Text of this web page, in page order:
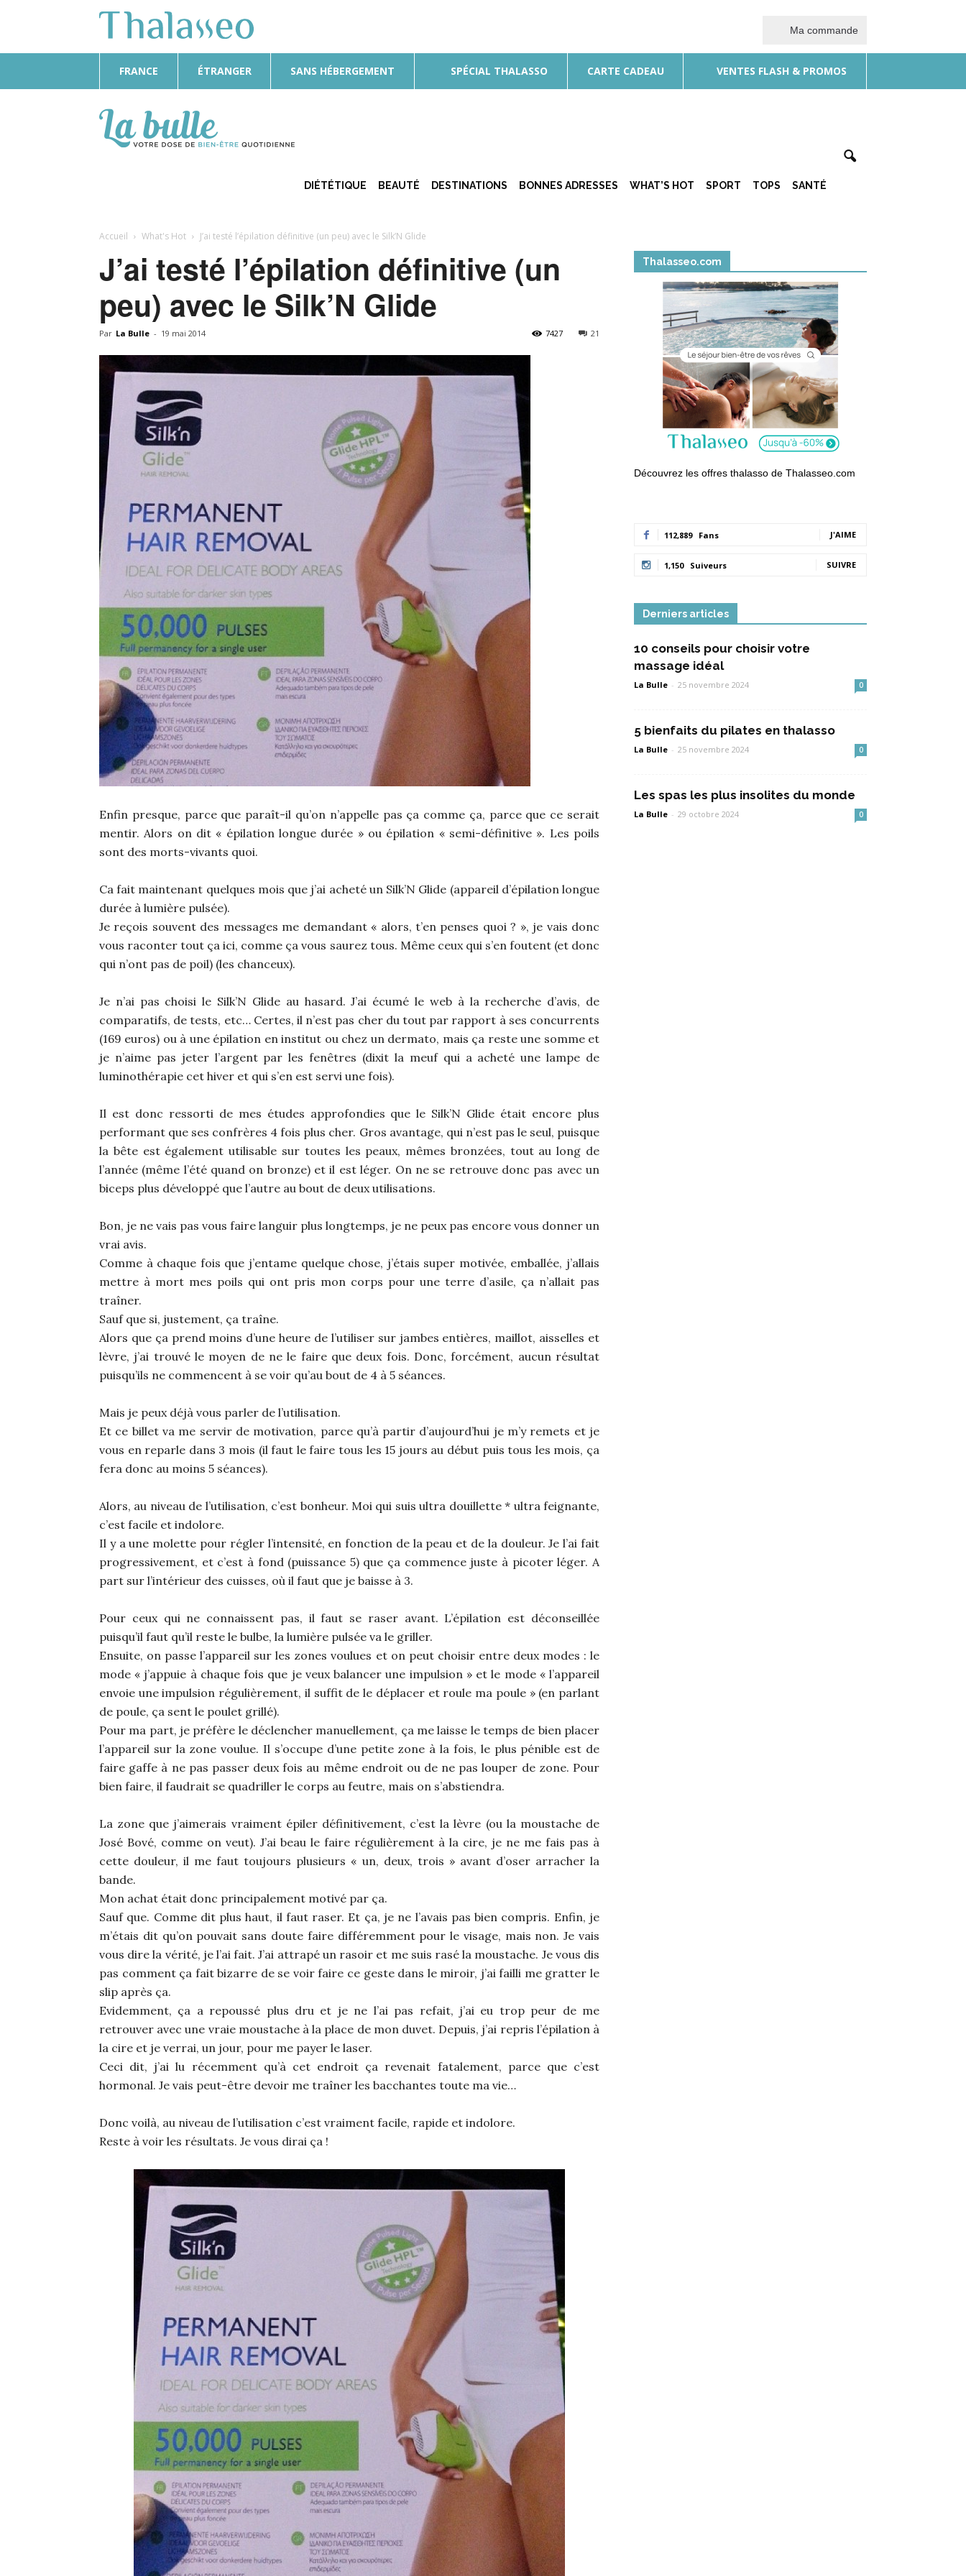
Ma commande
FRANCE ÉTRANGER SANS HÉBERGEMENT SPÉCIAL THALASSO CARTE CADEAU VENTES FLASH & PROMOS
Bulle
DIÉTÉTIQUE BEAUTÉ DESTINATIONS BONNES ADRESSES WHAT’S HOT SPORT TOPS SANTÉ
Accueil What's Hot J’ai testé l’épilation définitive (un peu) avec le Silk’N Glide
J’ai testé l’épilation définitive (un
peu) avec le Silk’N Glide
Par La Bulle - 19 mai 2014 21
7427
Enfin presque, parce que paraît-il qu’on n’appelle pas ça comme ça, parce que ce serait
mentir. Alors on dit « épilation longue durée » ou épilation « semi-définitive ». Les poils
sont des morts-vivants quoi.
Ca fait maintenant quelques mois que j’ai acheté un Silk’N Glide (appareil d’épilation longue
durée à lumière pulsée).
Je reçois souvent des messages me demandant « alors, t’en penses quoi ? », je vais donc
vous raconter tout ça ici, comme ça vous saurez tous. Même ceux qui s’en foutent (et donc
qui n’ont pas de poil) (les chanceux).
Je n’ai pas choisi le Silk’N Glide au hasard. J’ai écumé le web à la recherche d’avis, de
comparatifs, de tests, etc… Certes, il n’est pas cher du tout par rapport à ses concurrents
(169 euros) ou à une épilation en institut ou chez un dermato, mais ça reste une somme et
je n’aime pas jeter l’argent par les fenêtres (dixit la meuf qui a acheté une lampe de
luminothérapie cet hiver et qui s’en est servi une fois).
Il est donc ressorti de mes études approfondies que le Silk’N Glide était encore plus
performant que ses confrères 4 fois plus cher. Gros avantage, qui n’est pas le seul, puisque
la bête est également utilisable sur toutes les peaux, mêmes bronzées, tout au long de
l’année (même l’été quand on bronze) et il est léger. On ne se retrouve donc pas avec un
biceps plus développé que l’autre au bout de deux utilisations.
Bon, je ne vais pas vous faire languir plus longtemps, je ne peux pas encore vous donner un
vrai avis.
Comme à chaque fois que j’entame quelque chose, j’étais super motivée, emballée, j’allais
mettre à mort mes poils qui ont pris mon corps pour une terre d’asile, ça n’allait pas
traîner.
Sauf que si, justement, ça traîne.
Alors que ça prend moins d’une heure de l’utiliser sur jambes entières, maillot, aisselles et
lèvre, j’ai trouvé le moyen de ne le faire que deux fois. Donc, forcément, aucun résultat
puisqu’ils ne commencent à se voir qu’au bout de 4 à 5 séances.
Mais je peux déjà vous parler de l’utilisation.
Et ce billet va me servir de motivation, parce qu’à partir d’aujourd’hui je m’y remets et je
vous en reparle dans 3 mois (il faut le faire tous les 15 jours au début puis tous les mois, ça
fera donc au moins 5 séances).
Alors, au niveau de l’utilisation, c’est bonheur. Moi qui suis ultra douillette * ultra feignante,
c’est facile et indolore.
Il y a une molette pour régler l’intensité, en fonction de la peau et de la douleur. Je l’ai fait
progressivement, et c’est à fond (puissance 5) que ça commence juste à picoter léger. A
part sur l’intérieur des cuisses, où il faut que je baisse à 3.
Pour ceux qui ne connaissent pas, il faut se raser avant. L’épilation est déconseillée
puisqu’il faut qu’il reste le bulbe, la lumière pulsée va le griller.
Ensuite, on passe l’appareil sur les zones voulues et on peut choisir entre deux modes : le
mode « j’appuie à chaque fois que je veux balancer une impulsion » et le mode « l’appareil
envoie une impulsion régulièrement, il suffit de le déplacer et roule ma poule » (en parlant
de poule, ça sent le poulet grillé).
Pour ma part, je préfère le déclencher manuellement, ça me laisse le temps de bien placer
l’appareil sur la zone voulue. Il s’occupe d’une petite zone à la fois, le plus pénible est de
faire gaffe à ne pas passer deux fois au même endroit ou de ne pas louper de zone. Pour
bien faire, il faudrait se quadriller le corps au feutre, mais on s’abstiendra.
La zone que j’aimerais vraiment épiler définitivement, c’est la lèvre (ou la moustache de
José Bové, comme on veut). J’ai beau le faire régulièrement à la cire, je ne me fais pas à
cette douleur, il me faut toujours plusieurs « un, deux, trois » avant d’oser arracher la
bande.
Mon achat était donc principalement motivé par ça.
Sauf que. Comme dit plus haut, il faut raser. Et ça, je ne l’avais pas bien compris. Enfin, je
m’étais dit qu’on pouvait sans doute faire différemment pour le visage, mais non. Je vais
vous dire la vérité, je l’ai fait. J’ai attrapé un rasoir et me suis rasé la moustache. Je vous dis
pas comment ça fait bizarre de se voir faire ce geste dans le miroir, j’ai failli me gratter le
slip après ça.
Evidemment, ça a repoussé plus dru et je ne l’ai pas refait, j’ai eu trop peur de me
retrouver avec une vraie moustache à la place de mon duvet. Depuis, j’ai repris l’épilation à
la cire et je verrai, un jour, pour me payer le laser.
Ceci dit, j’ai lu récemment qu’à cet endroit ça revenait fatalement, parce que c’est
hormonal. Je vais peut-être devoir me traîner les bacchantes toute ma vie…
Donc voilà, au niveau de l’utilisation c’est vraiment facile, rapide et indolore.
Reste à voir les résultats. Je vous dirai ça !
Thalasseo.com
Découvrez les offres thalasso de Thalasseo.com
112,889 Fans J'AIME
1,150 Suiveurs SUIVRE
Derniers articles
10 conseils pour choisir votre
massage idéal
La Bulle - 25 novembre 2024 0
5 bienfaits du pilates en thalasso
La Bulle - 25 novembre 2024 0
Les spas les plus insolites du monde
La Bulle - 29 octobre 2024 0